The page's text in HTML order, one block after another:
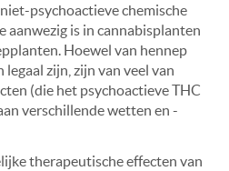
psychoactieve chemische
aanwezig is in cannabisplanten
Hoewel van hennep
zijn, zijn van veel van
(die het psychoactieve THC
verschillende wetten en -
therapeutische effecten van